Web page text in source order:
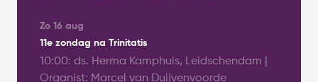
Zo 16 aug
11e zondag na Trinitatis
10:00: ds. Herma Kamphuis, Leidschendam |
Organist: Marcel van Duijvenvoorde